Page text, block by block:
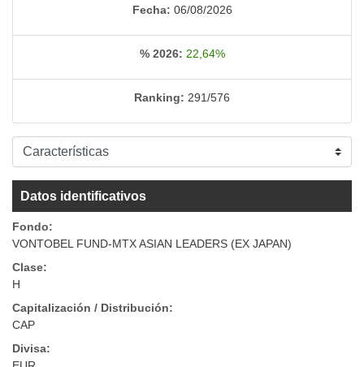
Fecha: 06/08/2026
% 2026: 22,64%
Ranking: 291/576
Datos identificativos
Fondo:
VONTOBEL FUND-MTX ASIAN LEADERS (EX JAPAN)
Clase:
H
Capitalización / Distribución:
CAP
Divisa: